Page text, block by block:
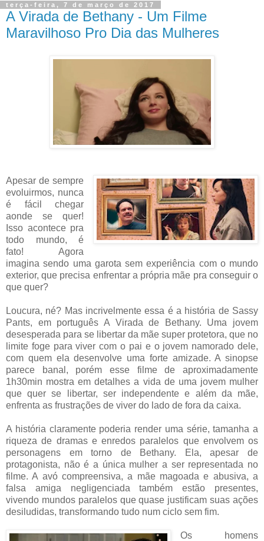
terça-feira, 7 de março de 2017
A Virada de Bethany - Um Filme
Maravilhoso Pro Dia das Mulheres
Apesar de sempre
evoluirmos, nunca
é fácil chegar
aonde se quer!
Isso acontece pra
todo mundo, é
fato! Agora
imagina sendo uma garota sem experiência com o mundo
exterior, que precisa enfrentar a própria mãe pra conseguir o
que quer?
Loucura, né? Mas incrivelmente essa é a história de Sassy
Pants, em português A Virada de Bethany. Uma jovem
desesperada para se libertar da mãe super protetora, que no
limite foge para viver com o pai e o jovem namorado dele,
com quem ela desenvolve uma forte amizade. A sinopse
parece banal, porém esse filme de aproximadamente
1h30min mostra em detalhes a vida de uma jovem mulher
que quer se libertar, ser independente e além da mãe,
enfrenta as frustrações de viver do lado de fora da caixa.
A história claramente poderia render uma série, tamanha a
riqueza de dramas e enredos paralelos que envolvem os
personagens em torno de Bethany. Ela, apesar de
protagonista, não é a única mulher a ser representada no
filme. A avó compreensiva, a mãe magoada e abusiva, a
falsa amiga negligenciada também estão presentes,
vivendo mundos paralelos que quase justificam suas ações
desiludidas, transformando tudo num ciclo sem fim.
Os homens